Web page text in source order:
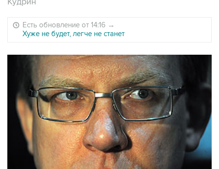
Есть обновление от 14:16 →
Хуже не будет, легче не станет